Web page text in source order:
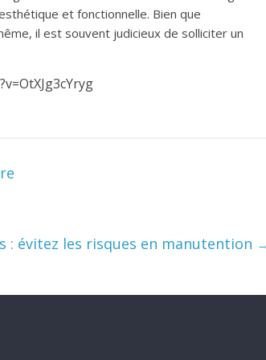
et fonctionnelle. Bien que
il est souvent judicieux de solliciter un
: évitez les risques en manutention